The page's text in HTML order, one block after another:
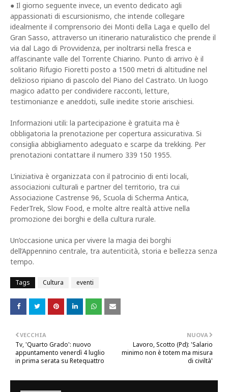
● Il giorno seguente invece, un evento dedicato agli
appassionati di escursionismo, che intende collegare
idealmente il comprensorio dei Monti della Laga e quello del
Gran Sasso, attraverso un itinerario naturalistico che prende il
via dal Lago di Provvidenza, per inoltrarsi nella fresca e
affascinante valle del Torrente Chiarino. Punto di arrivo è il
solitario Rifugio Fioretti posto a 1500 metri di altitudine nel
delizioso ripiano di pascolo del Piano del Castrato. Un luogo
magico adatto per condividere racconti, letture,
testimonianze e aneddoti, sulle inedite storie arischiesi.
Informazioni utili: la partecipazione è gratuita ma è
obbligatoria la prenotazione per copertura assicurativa. Si
consiglia abbigliamento adeguato e scarpe da trekking. Per
prenotazioni contattare il numero 339 150 1955.
L’iniziativa è organizzata con il patrocinio di enti locali,
associazioni culturali e partner del territorio, tra cui
Associazione Castrense 96, Scuola di Scherma Antica,
FederTrek, Slow Food, e molte altre realtà attive nella
promozione dei borghi e della cultura rurale.
Un’occasione unica per vivere la magia dei borghi
dell’Appennino centrale, tra autenticità, storia e bellezza senza
tempo.
Tags Cultura eventi
NUOVA
Lavoro, Scotto (Pd): 'Salario
minimo non è totem ma misura
di civiltà'
VECCHIA
Tv, 'Quarto Grado': nuovo
appuntamento venerdì 4 luglio
in prima serata su Retequattro